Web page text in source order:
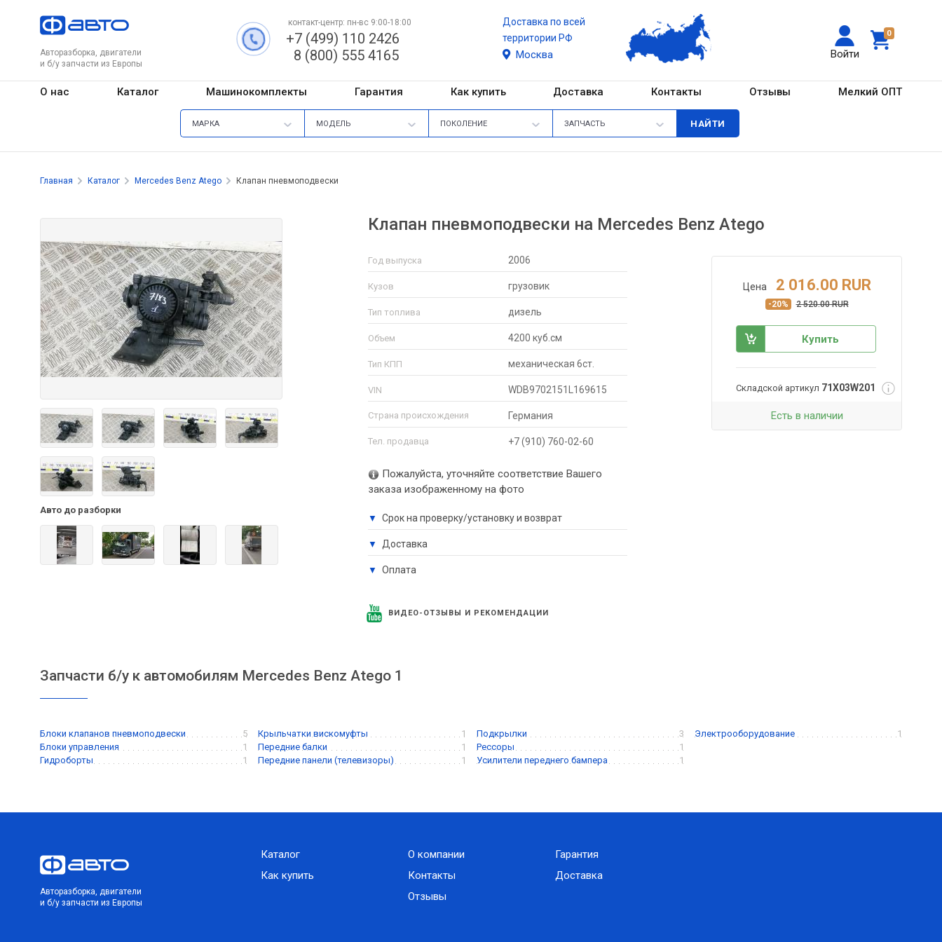
Авторазборка, двигатели
и б/у запчасти из Европы
0
Войти
контакт-центр: пн-вс 9:00-18:00
+7 (499) 110 2426
8 (800) 555 4165
Доставка по всей
территории РФ
Москва
О нас Каталог Машинокомплекты Гарантия Как купить Доставка Контакты Отзывы Мелкий ОПТ
МАРКА МОДЕЛЬ ПОКОЛЕНИЕ ЗАПЧАСТЬ
Главная Каталог Mercedes Benz Atego Клапан пневмоподвески
Авто до разборки
Клапан пневмоподвески на Mercedes Benz Atego
Год выпуска 2006
Кузов грузовик
Тип топлива дизель
Объем 4200 куб.см
Тип КПП механическая 6ст.
VIN WDB9702151L169615
Страна происхождения Германия
Тел. продавца +7 (910) 760-02-60
Пожалуйста, уточняйте соответствие Вашего
заказа изображенному на фото
▼ Срок на проверку/установку и возврат
▼ Доставка
▼ Оплата
ВИДЕО-ОТЗЫВЫ И РЕКОМЕНДАЦИИ
Цена 2 016.00 RUR
-20% 2 520.00 RUR
Купить
Складской артикул 71X03W201
Есть в наличии
Запчасти б/у к автомобилям Mercedes Benz Atego 1
Блоки клапанов пневмоподвески
5
Блоки управления
1
Гидроборты
1
Крыльчатки вискомуфты
1
Передние балки
1
Передние панели (телевизоры)
1
Подкрылки
3
Рессоры
1
Усилители переднего бампера
1
Электрооборудование 1
Авторазборка, двигатели
и б/у запчасти из Европы
Каталог
Как купить
О компании
Контакты
Отзывы
Гарантия
Доставка